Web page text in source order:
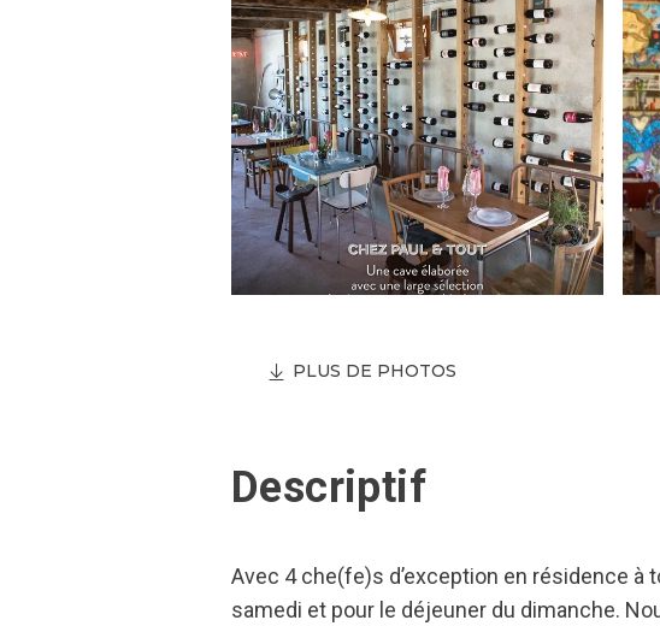
PLUS DE PHOTOS
Descriptif
Avec 4 che(fe)s d’exception en résidence à
samedi et pour le déjeuner du dimanche.